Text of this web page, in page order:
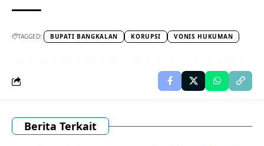
TAGGED: BUPATI BANGKALAN KORUPSI VONIS HUKUMAN
Berita Terkait